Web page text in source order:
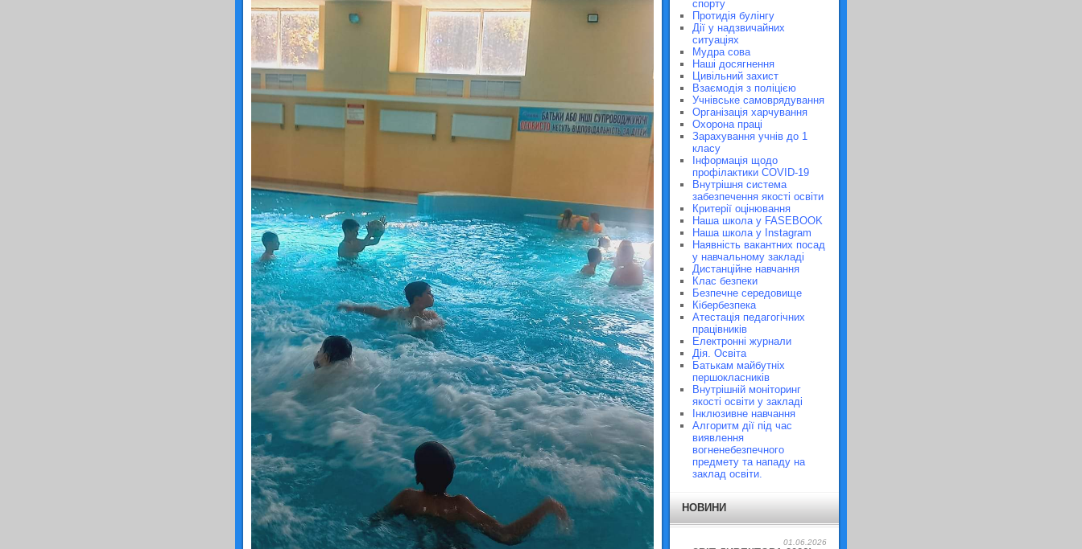
спорту
Протидія булінгу
Дії у надзвичайних
ситуаціях
Мудра сова
Наші досягнення
Цивільний захист
Взаємодія з поліцією
Учнівське самоврядування
Організація харчування
Охорона праці
Зарахування учнів до 1
класу
Інформація щодо
профілактики COVID-19
Внутрішня система
забезпечення якості освіти
Критерії оцінювання
Наша школа у FASEBOOK
Наша школа у Instagram
Наявність вакантних посад
у навчальному закладі
Дистанційне навчання
Клас безпеки
Безпечне середовище
Кібербезпека
Атестація педагогічних
працівників
Електронні журнали
Дія. Освіта
Батькам майбутніх
першокласників
Внутрішній моніторинг
якості освіти у закладі
Інклюзивне навчання
Алгоритм дії під час
виявлення
вогненебезпечного
предмету та нападу на
заклад освіти.
НОВИНИ
01.06.2026